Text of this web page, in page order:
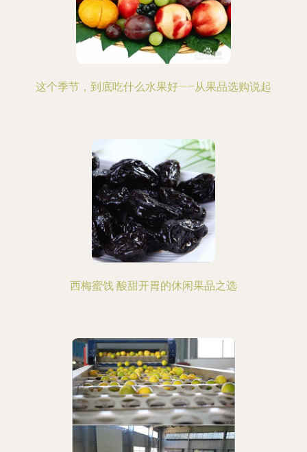
这个季节，到底吃什么水果好——从果品选购说起
西梅蜜饯 酸甜开胃的休闲果品之选